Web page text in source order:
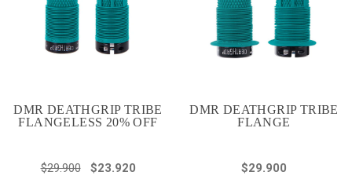
DMR DEATHGRIP TRIBE
FLANGELESS 20% OFF
$29.900 $23.920
DMR DEATHGRIP TRIBE
FLANGE
$29.900